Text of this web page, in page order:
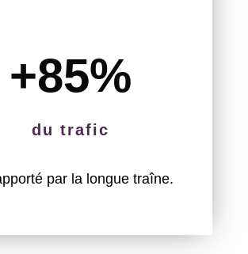
+85%
du trafic
par la longue traîne.